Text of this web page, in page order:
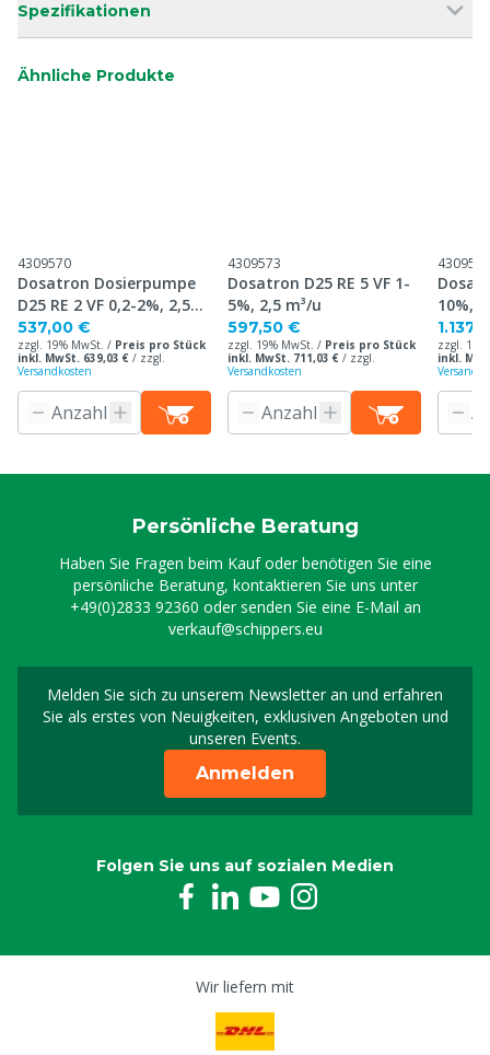
Spezifikationen
Ähnliche Produkte
4309570
Dosatron Dosierpumpe
D25 RE 2 VF 0,2-2%, 2,5
m³/St.
537,00 €
zzgl. 19% MwSt. / Preis pro Stück
inkl. MwSt. 639,03 € / zzgl.
Versandkosten
4309573
Dosatron D25 RE 5 VF 1-
5%, 2,5 m³/u
597,50 €
zzgl. 19% MwSt. / Preis pro Stück
inkl. MwSt. 711,03 € / zzgl.
Versandkosten
4309574
10%,
zzgl.
inkl.
Persönliche Beratung
Haben Sie Fragen beim Kauf oder benötigen Sie eine
persönliche Beratung, kontaktieren Sie uns unter
+49(0)2833 92360 oder senden Sie eine E-Mail an
verkauf@schippers.eu
Melden Sie sich zu unserem Newsletter an und erfahren
Sie als erstes von Neuigkeiten, exklusiven Angeboten und
unseren Events.
Melden Sie sich für
Anmelden
Folgen Sie uns auf sozialen Medien
Wir liefern mit